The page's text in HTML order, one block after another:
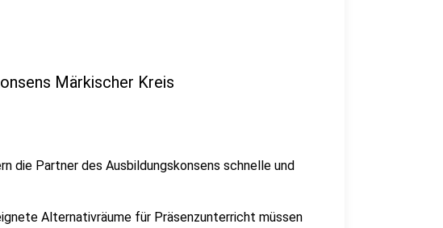
Märkischer Kreis
die Partner des Ausbildungskonsens schnelle und
Alternativräume für Präsenzunterricht müssen